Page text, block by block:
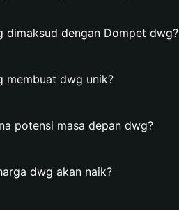
dimaksud dengan Dompet dwg?
membuat dwg unik?
potensi masa depan dwg?
dwg akan naik?